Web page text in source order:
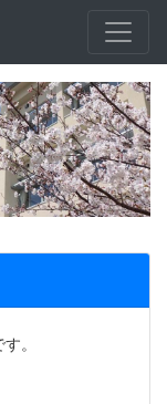
。